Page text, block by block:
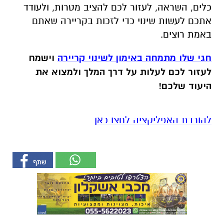
כלים, השראה, לעזור לכם להציב מטרות, ולעודד
אתכם לעשות שינוי כדי לזכות בקריירה שאתם
באמת רוצים.
חגי שלו מתמחה באימון לשינוי קריירה וישמח
לעזור לכם לעלות על דרך המלך ולמצוא את
היעוד שלכם!
להורדת האפליקציה לחצו כאן